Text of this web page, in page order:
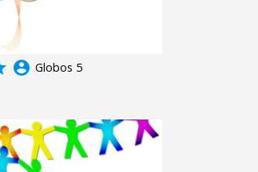
account_circle Globos 5